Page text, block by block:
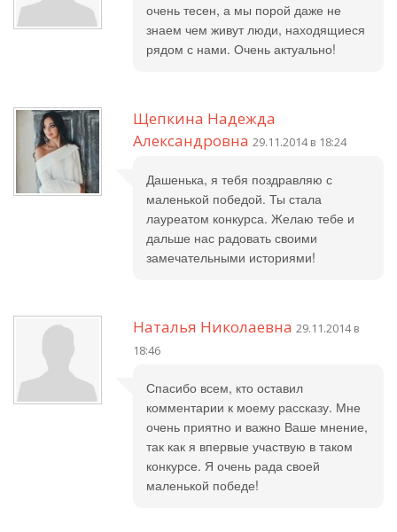
очень тесен, а мы порой даже не
знаем чем живут люди, находящиеся
рядом с нами. Очень актуально!
Щепкина Надежда
Александровна 29.11.2014 в 18:24
Дашенька, я тебя поздравляю с
маленькой победой. Ты стала
лауреатом конкурса. Желаю тебе и
дальше нас радовать своими
замечательными историями!
Наталья Николаевна 29.11.2014 в
18:46
Спасибо всем, кто оставил
комментарии к моему рассказу. Мне
очень приятно и важно Ваше мнение,
так как я впервые участвую в таком
конкурсе. Я очень рада своей
маленькой победе!